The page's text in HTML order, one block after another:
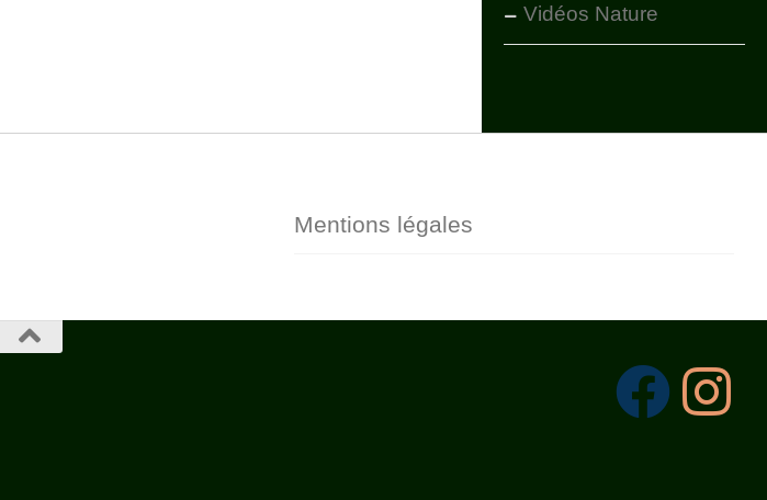
Vidéos Nature
Mentions légales